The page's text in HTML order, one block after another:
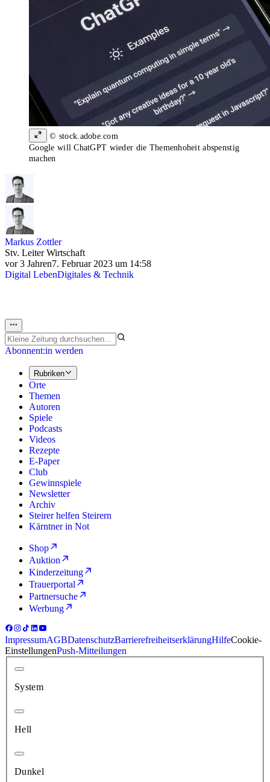
© stock.adobe.com
Google will ChatGPT wieder die Themenhoheit abspenstig
machen
Markus Zottler
Stv. Leiter Wirtschaft
vor 3 Jahren7. Februar 2023 um 14:58
Digital LebenDigitales & Technik
Abonnent:in werden
Rubriken
Orte
Themen
Autoren
Spiele
Podcasts
Videos
Rezepte
E-Paper
Club
Gewinnspiele
Newsletter
Archiv
Steirer helfen Steirern
Kärntner in Not
Shop
Auktion
Kinderzeitung
Trauerportal
Partnersuche
Werbung
ImpressumAGBDatenschutzBarrierefreiheitserklärungHilfeCookie-
EinstellungenPush-Mitteilungen
System
Hell
Dunkel